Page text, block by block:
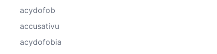
acydofob
accusativu
acydofobia